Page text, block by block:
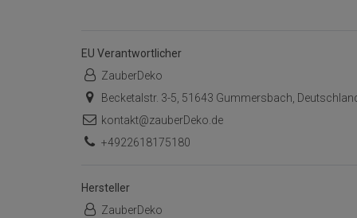
EU Verantwortlicher
ZauberDeko
Becketalstr. 3-5, 51643 Gummersbach,
kontakt@zauberDeko.de
+4922618175180
Hersteller
ZauberDeko